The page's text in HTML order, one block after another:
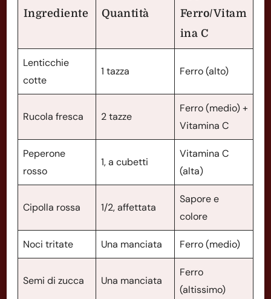
Ingrediente Quantità
Ferro/Vitam
ina C
Lenticchie
cotte
1 tazza Ferro (alto)
Rucola fresca 2 tazze
Ferro (medio) +
Vitamina C
Peperone
rosso
1, a cubetti
Vitamina C
(alta)
Cipolla rossa 1/2, affettata
Sapore e
colore
Noci tritate Una manciata Ferro (medio)
Semi di zucca Una manciata
Ferro
(altissimo)